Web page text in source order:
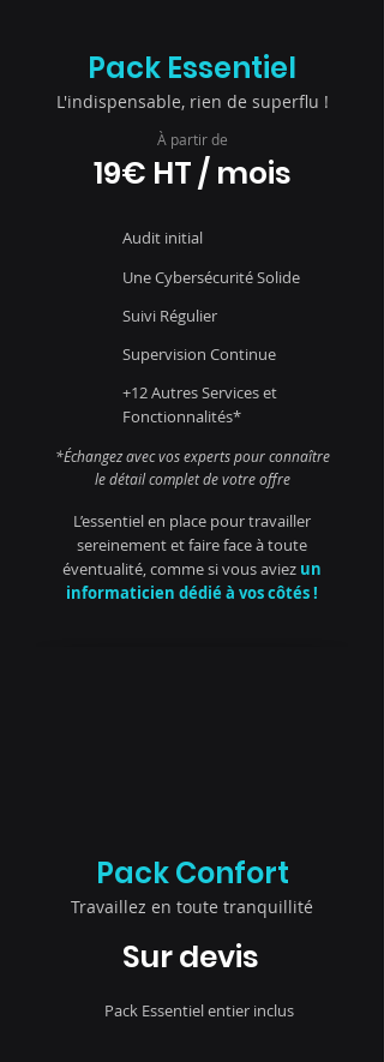
Pack Essentiel
L'indispensable, rien de superflu !
À partir de
19€ HT / mois
Audit initial
Une Cybersécurité Solide
Suivi Régulier
Supervision Continue
+12 Autres Services et
Fonctionnalités*
*Échangez avec vos experts pour connaître
le détail complet de votre offre
L’essentiel en place pour travailler
sereinement et faire face à toute
éventualité, comme si vous aviez un
informaticien dédié à vos côtés !
Pack Confort
Travaillez en toute tranquillité
Sur devis
Pack Essentiel entier inclus